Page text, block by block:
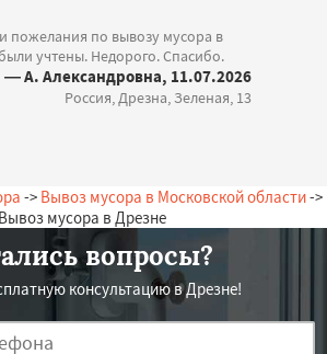
пожелания по вывозу мусора в
учтены. Недорого. Спасибо.
— А. Александровна, 11.07.2026
Россия, Дрезна, Зеленая, 13
-> Вывоз мусора в Московской области->
Вывоз мусора в Дрезне
вопросы?
консультацию в Дрезне!